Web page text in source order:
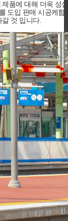
품에 대해 더욱 성
도입 판매 시공케함
갈 것 입니다.